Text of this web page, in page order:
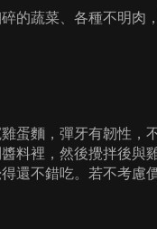
的蔬菜、各種不明肉
蛋麵，彈牙有韌性，
料裡，然後攪拌後與
還不錯吃。若不考慮